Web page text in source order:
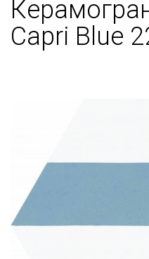
Capri Blue